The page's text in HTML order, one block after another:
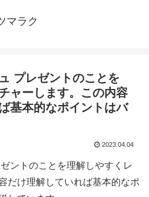
マラク
プレゼントのことを
ャーします。この内容
基本的なポイントはバ
2023.04.04
ントのことを理解しやすくレ
だけ理解していれば基本的なポ